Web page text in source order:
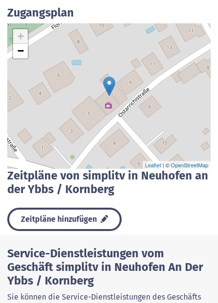
Zugangsplan
+
−
Leaflet | ©OpenStreetMap
Zeitpläne von simplitv in Neuhofen an
der Ybbs / Kornberg
Zeitpläne hinzufügen
Service-Dienstleistungen vom
Geschäft simplitv in Neuhofen An Der
Ybbs / Kornberg
Sie können die Service-Dienstleistungen des Geschäfts